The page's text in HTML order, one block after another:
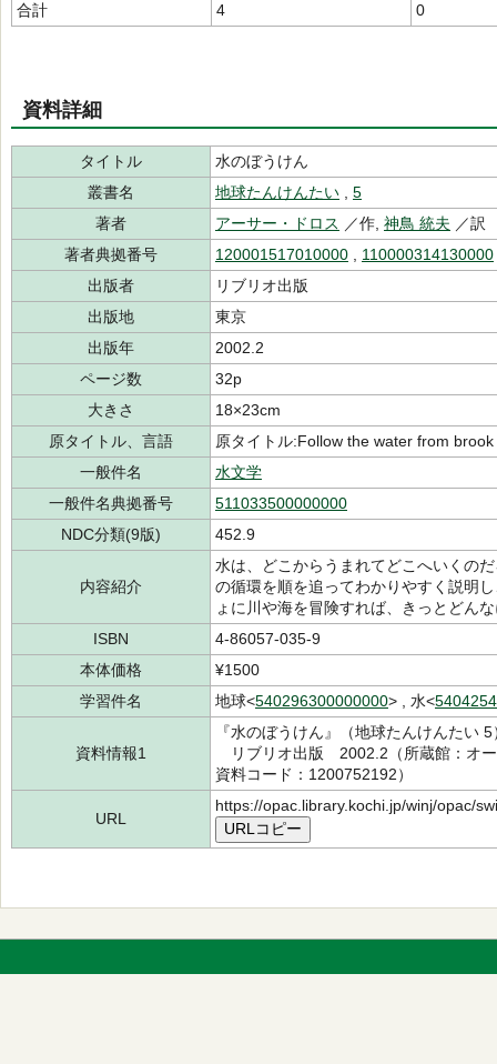
合計
4 0
資料詳細
タイトル
水のぼうけん
叢書名
地球たんけんたい
5
著者
アーサー・ドロス ／作, 神鳥 統夫 ／訳
著者典拠番号
120001517010000
110000314130000
出版者
リブリオ出版
出版地
東京
出版年
2002.2
ページ数
32p
大きさ
18×23cm
原タイトル、言語
原タイトル:Follow the water from
一般件名
水文学
一般件名典拠番号
511033500000000
NDC分類(9版)
452.9
内容紹介
水は、どこからうまれてどこへいくの
の循環を順を追ってわかりやすく説明
ょに川や海を冒険すれば、きっとどん
ISBN
4-86057-035-9
本体価格
¥1500
学習件名
地球<540296300000000> , 水<
資料情報1
『水のぼうけん』（地球たんけんた
リブリオ出版 2002.2（所蔵館：オ
資料コード：1200752192）
URL
https://opac.library.kochi.jp/winj/opac/
URLコピー